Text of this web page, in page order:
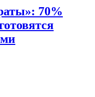
70%